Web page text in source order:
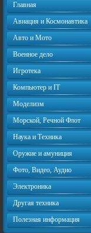
Главная
Авиация и Космонавтика
Авто и Мото
Военное дело
Игротека
Компьютер и IT
Моделизм
Морской, Речной Флот
Наука и Техника
Оружие и амуниция
Фото, Видео, Аудио
Электроника
Другая техника
Полезная информация